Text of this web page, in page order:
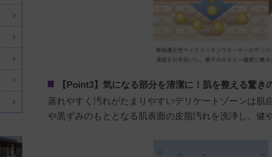
【Point3】気になる部分を清潔に！肌を整える驚き
蒸れやすく汚れがたまりやすいデリケートゾーンは肌
や黒ずみのもととなる肌表面の皮脂汚れを洗浄し、健